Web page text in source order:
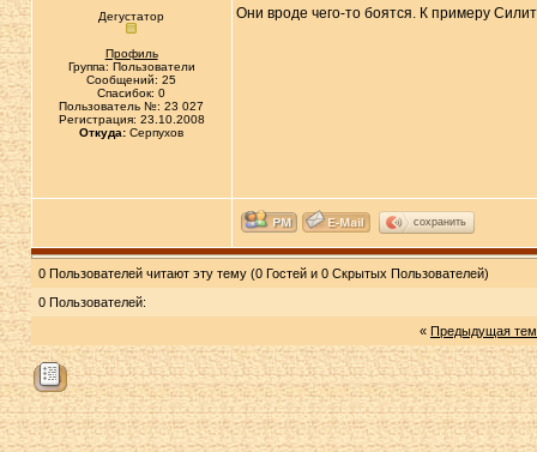
Дегустатор
Профиль
Группа: Пользователи
Сообщений: 25
Спасибок: 0
Пользователь №: 23 027
Регистрация: 23.10.2008
Откуда: Серпухов
Они вроде чего-то боятся. К примеру
сохранить
0 Пользователей читают эту тему (0 Гостей и 0 Скрытых Пользователей)
0 Пользователей:
« Предыдущая